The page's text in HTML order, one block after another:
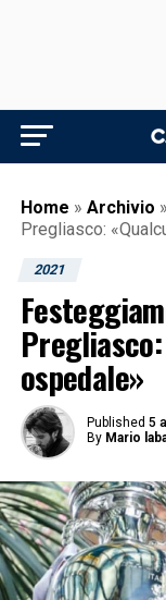
Home » Archivio »
Pregliasco:
2021
ospedale»
Published 5
By Mario